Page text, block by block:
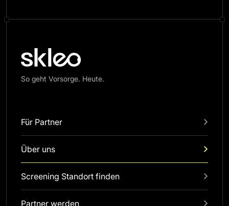
So geht Vorsorge. Heute.
Für Partner
Über uns
Screening Standort finden
Partner werden